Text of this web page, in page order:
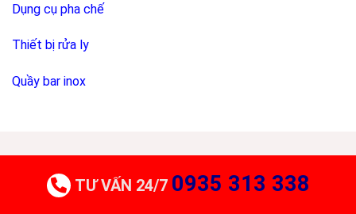
Dụng cụ pha chế
Thiết bị rửa ly
Quầy bar inox
TƯ VẤN 24/7 0935 313 338